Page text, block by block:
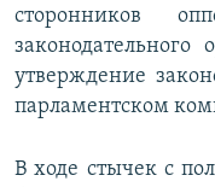
сторонников
законодательного
утверждение
парламентском
В ходе стычек с